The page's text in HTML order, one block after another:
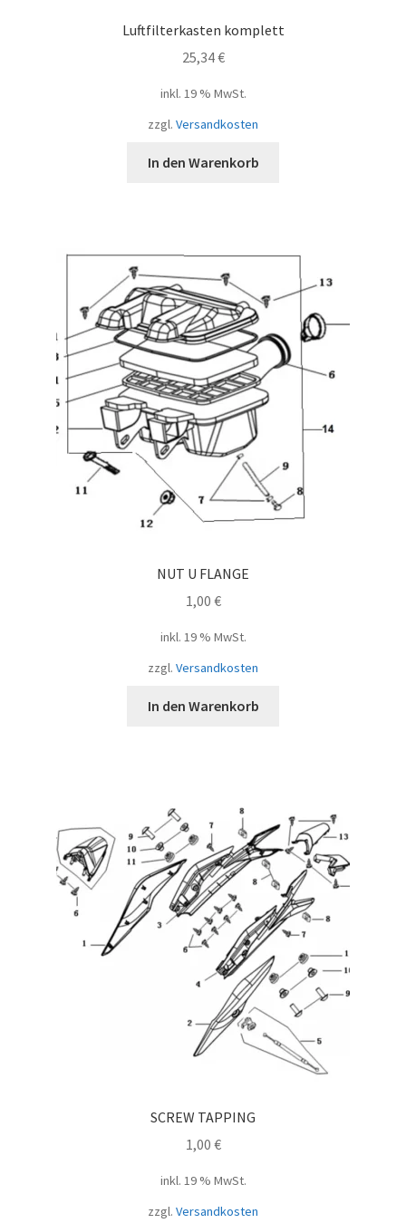
Luftfilterkasten komplett
25,34€
inkl. 19 % MwSt.
zzgl. Versandkosten
In den Warenkorb
NUT U FLANGE
1,00 €
inkl. 19 % MwSt.
zzgl. Versandkosten
In den Warenkorb
SCREW TAPPING
1,00 €
inkl. 19 % MwSt.
zzgl. Versandkosten